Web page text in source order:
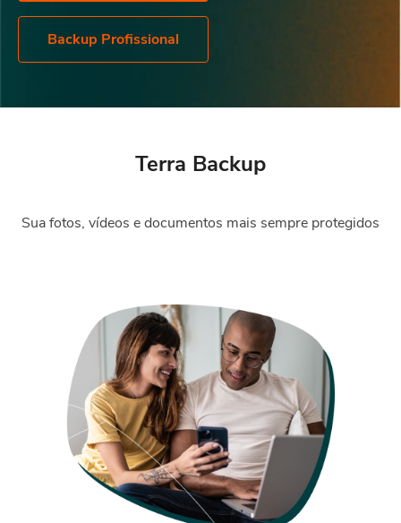
Backup Profissional
Terra Backup
Sua fotos, vídeos e documentos mais sempre protegidos